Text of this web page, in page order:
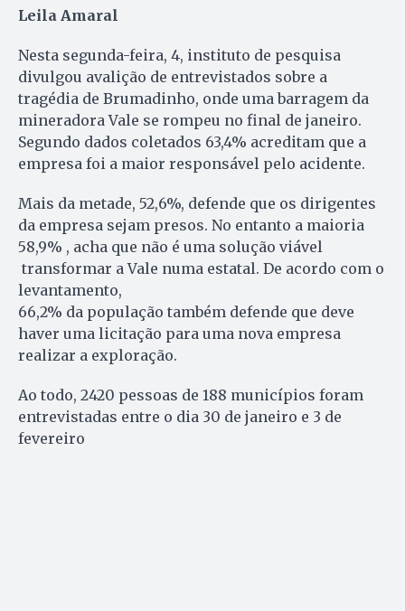
Leila Amaral
Nesta segunda-feira, 4, instituto de pesquisa
divulgou avalição de entrevistados sobre a
tragédia de Brumadinho, onde uma barragem da
mineradora Vale se rompeu no final de janeiro.
Segundo dados coletados 63,4% acreditam que a
empresa foi a maior responsável pelo acidente.
Mais da metade, 52,6%, defende que os dirigentes
da empresa sejam presos. No entanto a maioria
58,9% , acha que não é uma solução viável
transformar a Vale numa estatal. De acordo com o
levantamento,
66,2% da população também defende que deve
haver uma licitação para uma nova empresa
realizar a exploração.
Ao todo, 2420 pessoas de 188 municípios foram
entrevistadas entre o dia 30 de janeiro e 3 de
fevereiro